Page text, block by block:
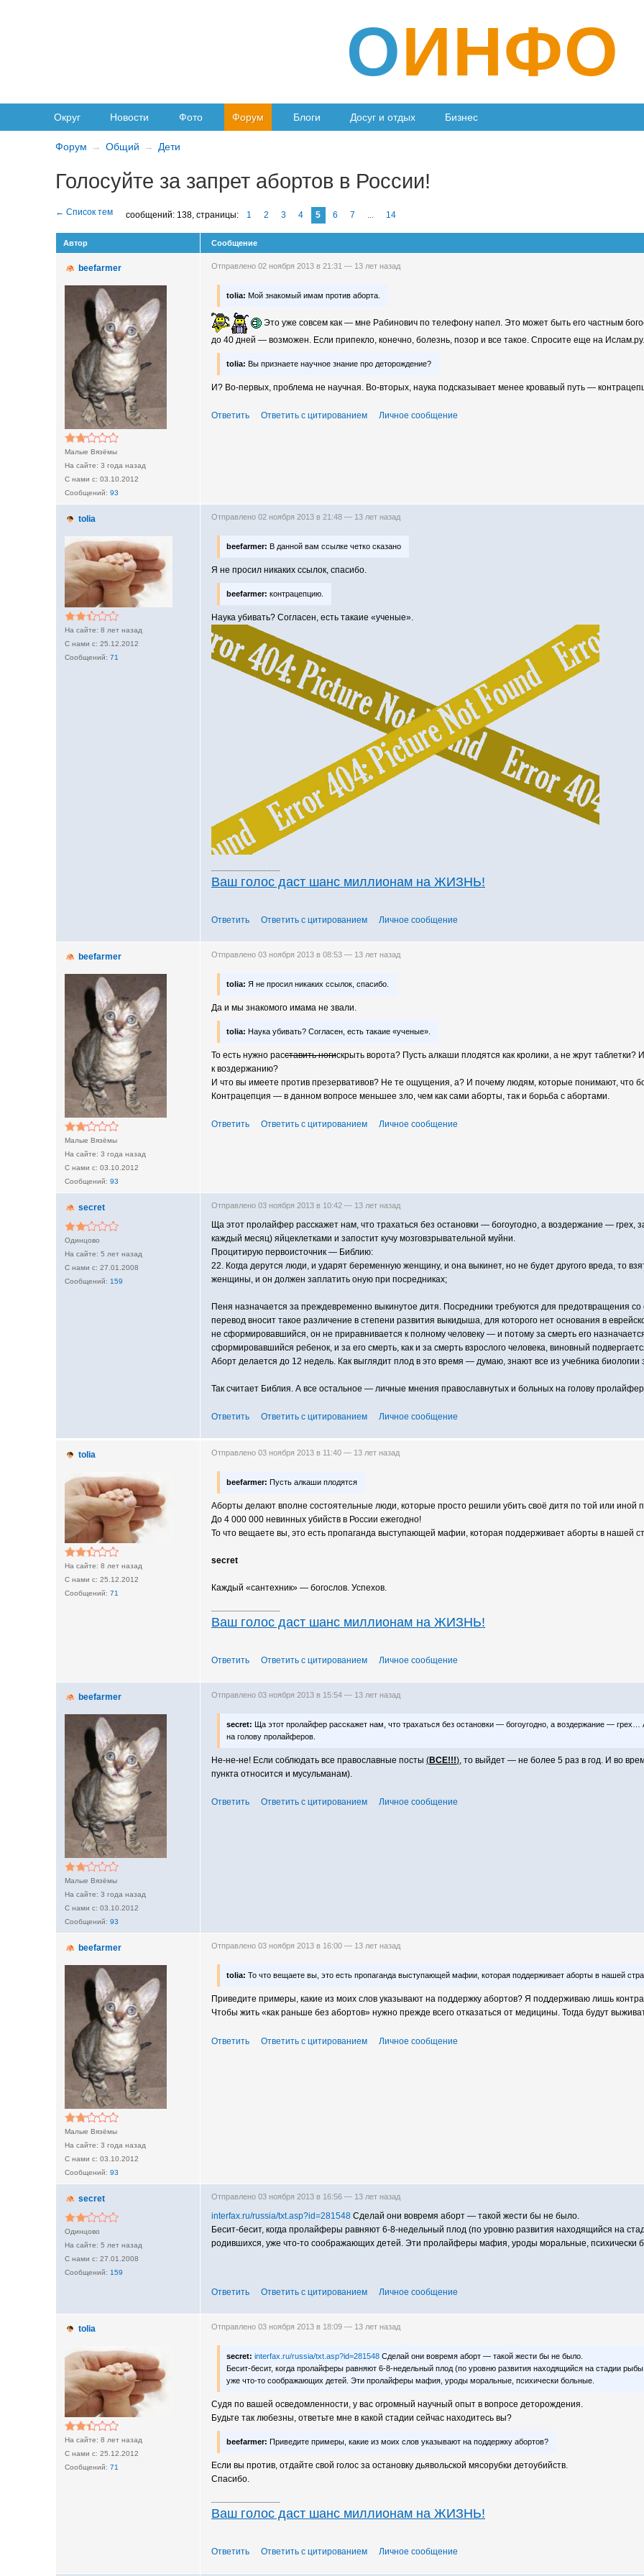
ОИНФО
Округ Новости Фото Форум Блоги Досуг и отдых Бизнес
Форум Общий Дети
Голосуйте за запрет абортов в России!
сообщений: 138, страницы: 1 2 3 4 5 6 7 ... 14
Автор Сообщение
beefarmer
Малые Вязёмы
3 года назад
03.10.2012
93
Отправлено 02 ноября 2013 в 21:31 — 13 лет назад
tolia: Мой знакомый имам против аборта.
Это уже совсем как — мне Рабинович по телефону напел. Это может быть его частным
до 40 дней — возможен. Если припекло, конечно, болезнь, позор и все такое. Спросите еще на Ислам.ру.
tolia: Вы признаете научное знание про деторождение?
И? Во-первых, проблема не научная. Во-вторых, наука подсказывает менее кровавый путь —
Ответить Ответить с цитированием Личное сообщение
tolia
8 лет назад
25.12.2012
71
Отправлено 02 ноября 2013 в 21:48 — 13 лет назад
beefarmer: В данной вам ссылке четко сказано
Я не просил никаких ссылок, спасибо.
beefarmer: контрацепцию.
Наука убивать? Согласен, есть такаие «ученые».
Ваш голос даст шанс миллионам на ЖИЗНЬ!
Ответить Ответить с цитированием Личное сообщение
beefarmer
Малые Вязёмы
3 года назад
03.10.2012
93
Отправлено 03 ноября 2013 в 08:53 — 13 лет назад
tolia: Я не просил никаких ссылок, спасибо.
Да и мы знакомого имама не звали.
tolia: Наука убивать? Согласен, есть такаие «ученые».
То есть нужно расставить ногискрыть ворота? Пусть алкаши плодятся как кролики, а не жрут
к воздержанию?
И что вы имеете против презервативов? Не те ощущения, а? И почему людям, которые понимают, что
Контрацепция — в данном вопросе меньшее зло, чем как сами аборты, так и борьба с абортами.
Ответить Ответить с цитированием Личное сообщение
secret
Одинцово
5 лет назад
27.01.2008
159
Отправлено 03 ноября 2013 в 10:42 — 13 лет назад
Ща этот пролайфер расскажет нам, что трахаться без остановки — богоугодно, а воздержание — грех,
каждый месяц) яйцеклетками и запостит кучу мозговзрывательной муйни.
Процитирую первоисточник — Библию:
22. Когда дерутся люди, и ударят беременную женщину, и она выкинет, но не будет другого вреда, то
женщины, и он должен заплатить оную при посредниках;
Пеня назначается за преждевременно выкинутое дитя. Посредники требуются для предотвращения
перевод вносит такое различение в степени развития выкидыша, для которого нет основания в
не сформировавшийся, он не приравнивается к полному человеку — и потому за смерть его
сформировавшийся ребенок, и за его смерть, как и за смерть взрослого человека, виновный
Аборт делается до 12 недель. Как выглядит плод в это время — думаю, знают все из учебника биологии
Так считает Библия. А все остальное — личные мнения православнутых и больных на голову
Ответить Ответить с цитированием Личное сообщение
tolia
8 лет назад
25.12.2012
71
Отправлено 03 ноября 2013 в 11:40 — 13 лет назад
beefarmer: Пусть алкаши плодятся
Аборты делают вполне состоятельные люди, которые просто решили убить своё дитя по той или иной
До 4 000 000 невинных убийств в России ежегодно!
То что вещаете вы, это есть пропаганда выступающей мафии, которая поддерживает аборты в нашей
secret
Каждый «сантехник» — богослов. Успехов.
Ваш голос даст шанс миллионам на ЖИЗНЬ!
Ответить Ответить с цитированием Личное сообщение
beefarmer
Малые Вязёмы
3 года назад
03.10.2012
93
Отправлено 03 ноября 2013 в 15:54 — 13 лет назад
secret: Ща этот пролайфер расскажет нам, что трахаться без остановки — богоугодно, а воздержание —
на голову пролайферов.
Не-не-не! Если соблюдать все православные посты (ВСЕ!!!), то выйдет — не более 5 раз в год. И во
пункта относится и мусульманам).
Ответить Ответить с цитированием Личное сообщение
beefarmer
Малые Вязёмы
3 года назад
03.10.2012
93
Отправлено 03 ноября 2013 в 16:00 — 13 лет назад
tolia: То что вещаете вы, это есть пропаганда выступающей мафии, которая поддерживает аборты в нашей
Приведите примеры, какие из моих слов указывают на поддержку абортов? Я поддерживаю лишь
Чтобы жить «как раньше без абортов» нужно прежде всего отказаться от медицины. Тогда будут
Ответить Ответить с цитированием Личное сообщение
secret
Одинцово
5 лет назад
27.01.2008
159
Отправлено 03 ноября 2013 в 16:56 — 13 лет назад
interfax.ru/russia/txt.asp?id=281548 Сделай они вовремя аборт — такой жести бы не было.
Бесит-бесит, когда пролайферы равняют 6-8-недельный плод (по уровню развития находящийся на
родившихся, уже что-то соображающих детей. Эти пролайферы мафия, уроды моральные, психически
Ответить Ответить с цитированием Личное сообщение
tolia
8 лет назад
25.12.2012
71
Отправлено 03 ноября 2013 в 18:09 — 13 лет назад
secret: interfax.ru/russia/txt.asp?id=281548 Сделай они вовремя аборт — такой жести бы не было.
Бесит-бесит, когда пролайферы равняют 6-8-недельный плод (по уровню развития находящийся на стадии
уже что-то соображающих детей. Эти пролайферы мафия, уроды моральные, психически больные.
Судя по вашей осведомленности, у вас огромный научный опыт в вопросе деторождения.
Будьте так любезны, ответьте мне в какой стадии сейчас находитесь вы?
beefarmer: Приведите примеры, какие из моих слов указывают на поддержку абортов?
Если вы против, отдайте свой голос за остановку дьявольской мясорубки детоубийств.
Спасибо.
Ваш голос даст шанс миллионам на ЖИЗНЬ!
Ответить Ответить с цитированием Личное сообщение